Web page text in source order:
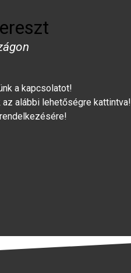
a kapcsolatot!
az alábbi lehetőségre kattintva!